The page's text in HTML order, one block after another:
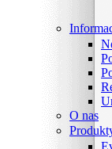
O nas